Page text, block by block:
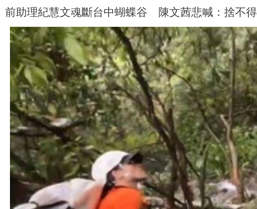
前助理紀慧文魂斷台中蝴蝶谷 陳文茜悲喊：捨不